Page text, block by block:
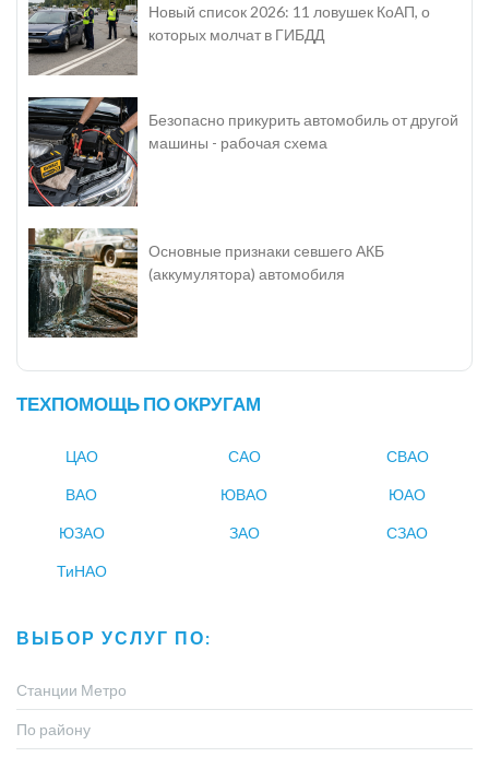
Новый список 2026: 11 ловушек КоАП, о
которых молчат в ГИБДД
Безопасно прикурить автомобиль от другой
машины - рабочая схема
Основные признаки севшего АКБ
(аккумулятора) автомобиля
ТЕХПОМОЩЬ ПО ОКРУГАМ
ЦАО САО СВАО
ВАО ЮВАО ЮАО
ЮЗАО ЗАО СЗАО
ТиНАО
ВЫБОР УСЛУГ ПО:
Станции Метро
По району